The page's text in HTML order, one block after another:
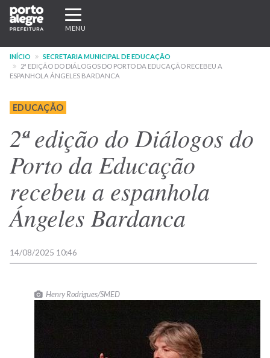
Pular
para
conteúdo
principal
Expandir/recolher
navegação
MENU
INÍCIO
SECRETARIA MUNICIPAL DE EDUCAÇÃO
2ª EDIÇÃO DO DIÁLOGOS DO PORTO DA EDUCAÇÃO RECEBEU A
ESPANHOLA ÁNGELES BARDANCA
EDUCAÇÃO
2ª edição do Diálogos do
Porto da Educação
recebeu a espanhola
Ángeles Bardanca
14/08/2025 10:46
Henry Rodrigues/SMED